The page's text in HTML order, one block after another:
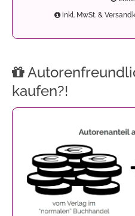
inkl. MwSt. &
kaufen?!